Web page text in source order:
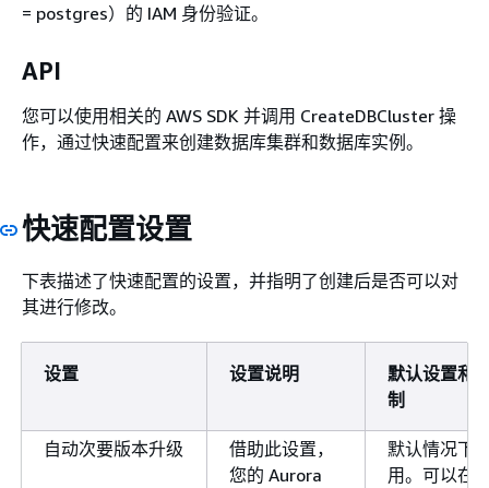
= postgres）的 IAM 身份验证。
API
您可以使用相关的 AWS SDK 并调用 CreateDBCluster 操
作，通过快速配置来创建数据库集群和数据库实例。
快速配置设置
下表描述了快速配置的设置，并指明了创建后是否可以对
其进行修改。
设置 设置说明
默认设置和
制
自动次要版本升级
借助此设置，
您的 Aurora
默认情况下
用。可以在